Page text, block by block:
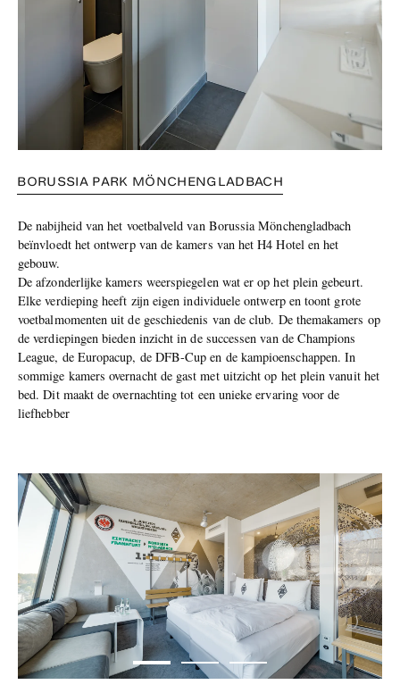
BORUSSIA PARK MÖNCHENGLADBACH
De nabijheid van het voetbalveld van Borussia Mönchengladbach
beïnvloedt het ontwerp van de kamers van het H4 Hotel en het
gebouw.
De afzonderlijke kamers weerspiegelen wat er op het plein gebeurt.
Elke verdieping heeft zijn eigen individuele ontwerp en toont grote
voetbalmomenten uit de geschiedenis van de club. De themakamers op
de verdiepingen bieden inzicht in de successen van de Champions
League, de Europacup, de DFB-Cup en de kampioenschappen. In
sommige kamers overnacht de gast met uitzicht op het plein vanuit het
bed. Dit maakt de overnachting tot een unieke ervaring voor de
liefhebber